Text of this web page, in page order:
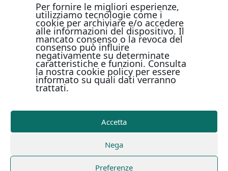
Per fornire le migliori esperienze,
utilizziamo tecnologie come i
cookie per archiviare e/o accedere
alle informazioni del dispositivo. Il
mancato consenso o la revoca del
consenso può influire
negativamente su determinate
caratteristiche e funzioni. Consulta
la nostra cookie policy per essere
informato su quali dati verranno
trattati.
Accetta
Nega
Preferenze
PAGAMENTI ONLINE CON
Metodi di pagamento
Copyright © Il Terebinto Edizioni - 2026
Termini e condizioni